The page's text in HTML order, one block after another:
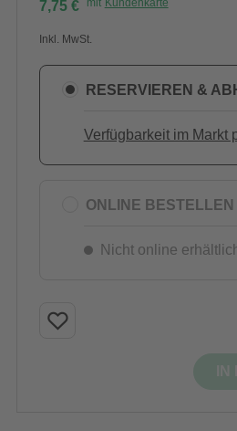
7,75 € mit Kundenkarte
Inkl. MwSt.
RESERVIEREN &
Verfügbarkeit im Markt
ONLINE BESTELLEN
Nicht online